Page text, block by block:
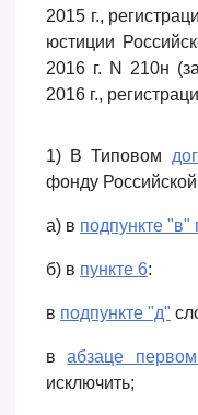
2015 г.,
юстиции
2016 г. N 210н
2016 г.,
1) В Типовом
фонду
а) в подпункте "в"
б) в пункте 6:
в подпункте "д"
вабзаце
исключить;